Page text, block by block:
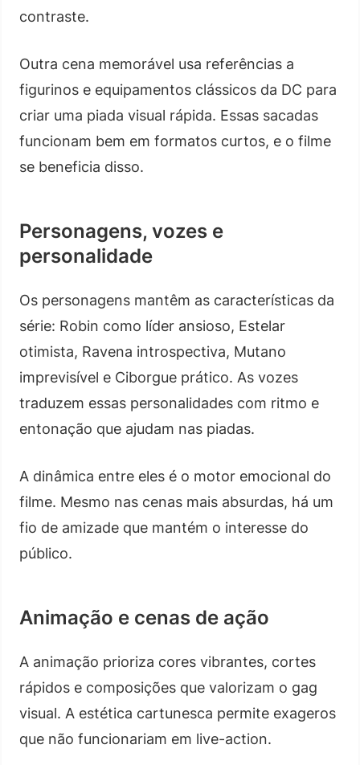
contraste.
Outra cena memorável usa referências a
figurinos e equipamentos clássicos da DC para
criar uma piada visual rápida. Essas sacadas
funcionam bem em formatos curtos, e o filme
se beneficia disso.
Personagens, vozes e
personalidade
Os personagens mantêm as características da
série: Robin como líder ansioso, Estelar
otimista, Ravena introspectiva, Mutano
imprevisível e Ciborgue prático. As vozes
traduzem essas personalidades com ritmo e
entonação que ajudam nas piadas.
A dinâmica entre eles é o motor emocional do
filme. Mesmo nas cenas mais absurdas, há um
fio de amizade que mantém o interesse do
público.
Animação e cenas de ação
A animação prioriza cores vibrantes, cortes
rápidos e composições que valorizam o gag
visual. A estética cartunesca permite exageros
que não funcionariam em live-action.